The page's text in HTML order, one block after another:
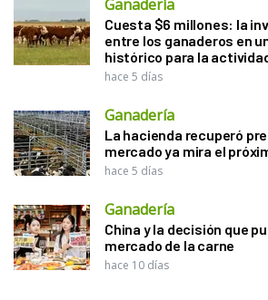
Ganadería
Cuesta $6 millones: la
entre los ganaderos en
histórico para la
hace 5 días
Ganadería
La hacienda recuperó
mercado ya mira el
hace 5 días
Ganadería
China y la decisión que
mercado de la carne
hace 10 días